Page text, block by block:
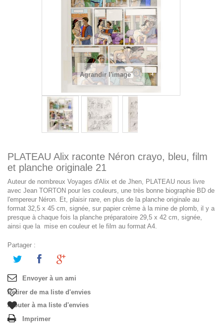
Agrandir l'image
PLATEAU Alix raconte Néron crayo, bleu, film
et planche originale 21
Auteur de nombreux Voyages d'Alix et de Jhen, PLATEAU nous livre
avec Jean TORTON pour les couleurs, une très bonne biographie BD de
l'empereur Néron. Et, plaisir rare, en plus de la planche originale au
format 32,5 x 45 cm, signée, sur papier crème à la mine de plomb, il y a
presque à chaque fois la planche préparatoire 29,5 x 42 cm, signée,
ainsi que la mise en couleur et le film au format A4.
Partager :
Envoyer à un ami
Retirer de ma liste d'envies
Ajouter à ma liste d'envies
Imprimer